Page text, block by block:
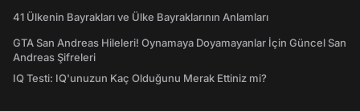
41 Ülkenin Bayrakları ve Ülke Bayraklarının Anlamları
GTA San Andreas Hileleri! Oynamaya Doyamayanlar İçin Güncel San
Andreas Şifreleri
IQ Testi: IQ'unuzun Kaç Olduğunu Merak Ettiniz mi?